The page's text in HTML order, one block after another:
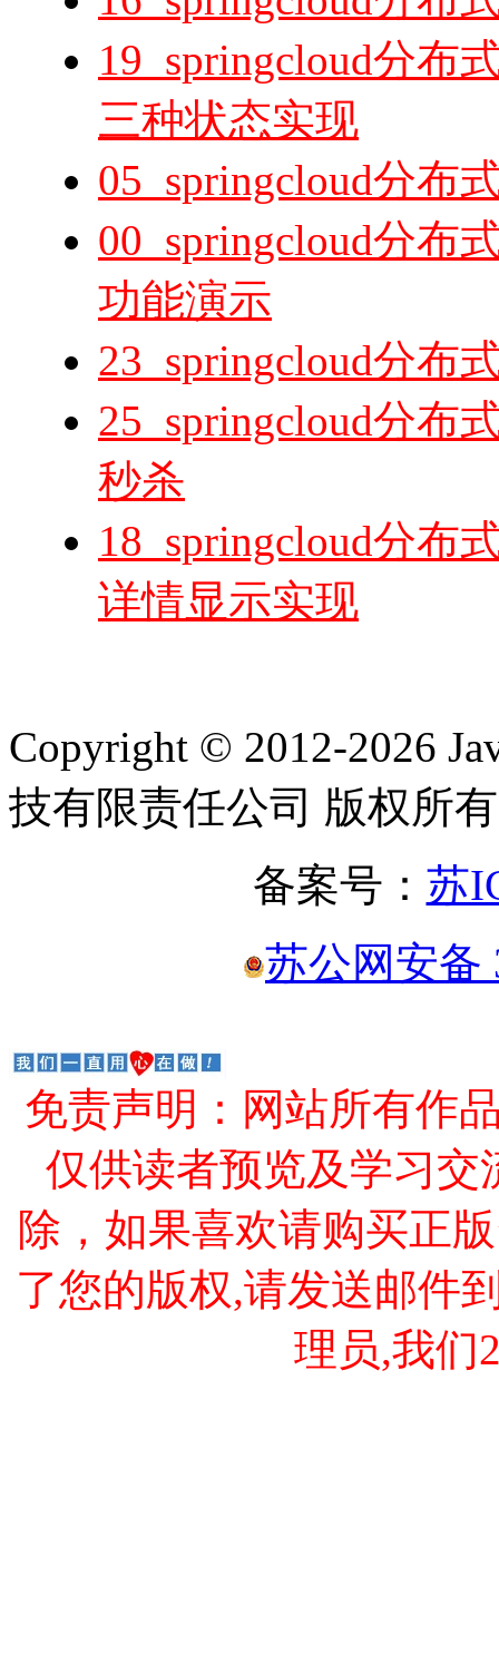
19_springcloud分布
三种状态实现
05_springcloud分布
00_springcloud分布
功能演示
23_springcloud分布
25_springcloud分布
秒杀
18_springcloud分布
详情显示实现
Copyright © 2012-2026
技有限责任公司 版权所有
备案号： 苏
苏公网安备
免责声明：网站所有作
仅供读者预览及学习交
除，如果喜欢请购买正
了您的版权,请发送邮件
理员,我们